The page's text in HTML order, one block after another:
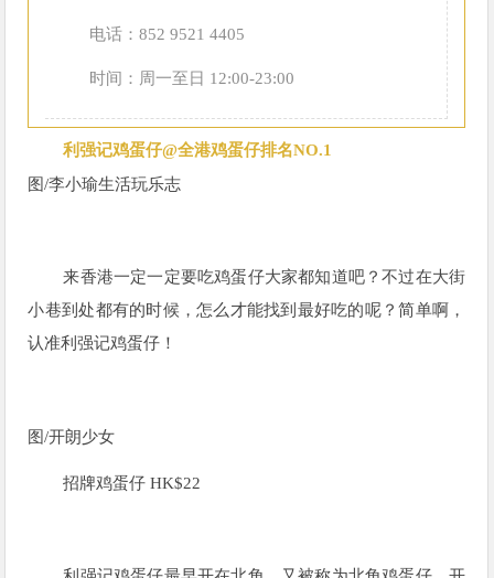
电话：852 9521 4405
时间：周一至日 12:00-23:00
利强记鸡蛋仔@全港鸡蛋仔排名NO.1
图/李小瑜生活玩乐志
来香港一定一定要吃鸡蛋仔大家都知道吧？不过在大街
小巷到处都有的时候，怎么才能找到最好吃的呢？简单啊，
认准利强记鸡蛋仔！
图/开朗少女
招牌鸡蛋仔 HK$22